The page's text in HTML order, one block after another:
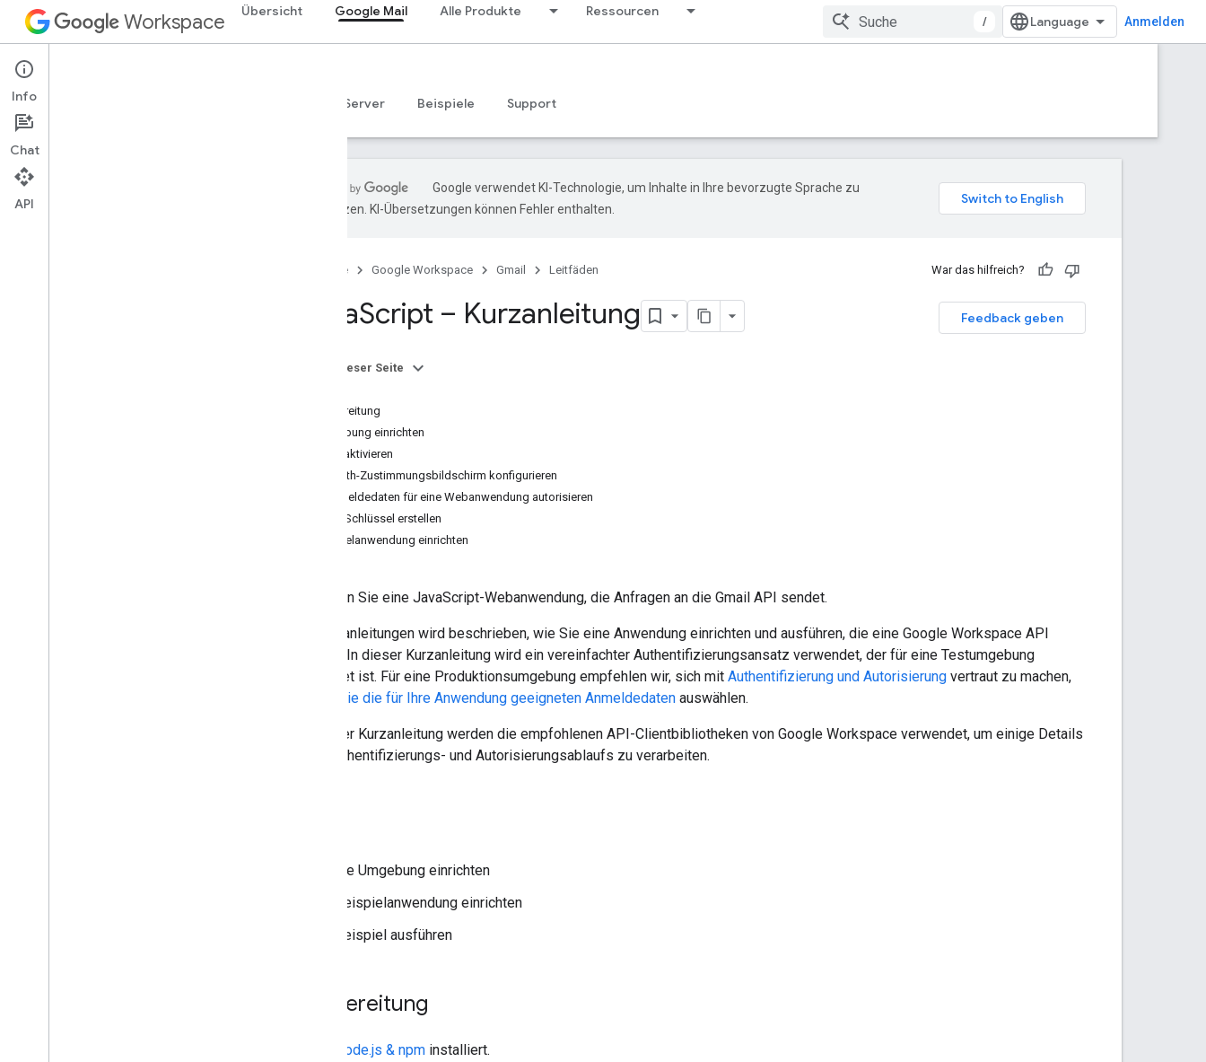
Workspace Übersicht Google Mail Alle Produkte Ressourcen
/ Anmelden
Gmail
Übersicht MCP-Server Beispiele Support
Google verwendet KI-Technologie, um Inhalte in Ihre bevorzugte Sprache zu
übersetzen. KI-Übersetzungen können Fehler enthalten.
Startseite Google Workspace Gmail Leitfäden War das hilfreich?
Feedback geben
JavaScript – Kurzanleitung
Auf dieser Seite
Vorbereitung
Umgebung einrichten
API aktivieren
OAuth-Zustimmungsbildschirm konfigurieren
Anmeldedaten für eine Webanwendung autorisieren
API-Schlüssel erstellen
Beispielanwendung einrichten
Erstellen Sie eine JavaScript-Webanwendung, die Anfragen an die Gmail API sendet.
In Kurzanleitungen wird beschrieben, wie Sie eine Anwendung einrichten und ausführen, die eine Google Workspace API
aufruft. In dieser Kurzanleitung wird ein vereinfachter Authentifizierungsansatz verwendet, der für eine Testumgebung
geeignet ist. Für eine Produktionsumgebung empfehlen wir, sich mit Authentifizierung und Autorisierung vertraut zu machen,
Sie die für Ihre Anwendung geeigneten Anmeldedaten auswählen.
In dieser Kurzanleitung werden die empfohlenen API-Clientbibliotheken von Google Workspace verwendet, um einige Details
des Authentifizierungs- und Autorisierungsablaufs zu verarbeiten.
die Umgebung einrichten
Beispielanwendung einrichten
Beispiel ausführen
Vorbereitung
Node.js & npm installiert.
Info
Chat
API